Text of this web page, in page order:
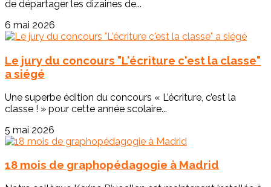
de départager les dizaines de...
6 mai 2026
Le jury du concours "L'écriture c'est la classe"
a siégé
Une superbe édition du concours « L’écriture, c’est la
classe ! » pour cette année scolaire...
5 mai 2026
18 mois de graphopédagogie à Madrid